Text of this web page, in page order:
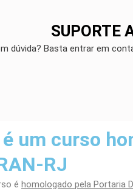
SUPORTE
dúvida? Basta entrar em
um curso
RJ
é homologado pela Portaria